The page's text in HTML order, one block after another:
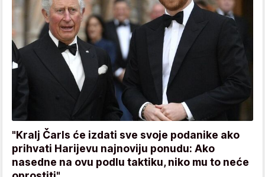
"Kralj Čarls će izdati sve svoje podanike ako
prihvati Harijevu najnoviju ponudu: Ako
nasedne na ovu podlu taktiku, niko mu to neće